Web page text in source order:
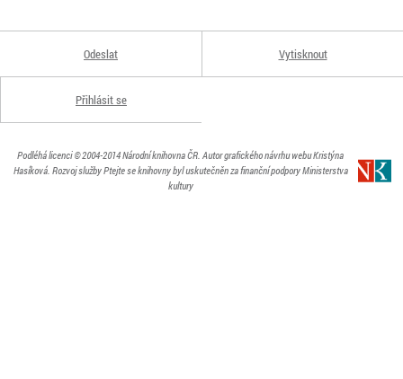
Odeslat Vytisknout
Přihlásit se
Podléhá licenci© 2004-2014Národní knihovna ČR. Autor grafického návrhu webu Kristýna
Hasíková. Rozvoj služby Ptejte se knihovny byl uskutečněn za finanční podpory Ministerstva
kultury